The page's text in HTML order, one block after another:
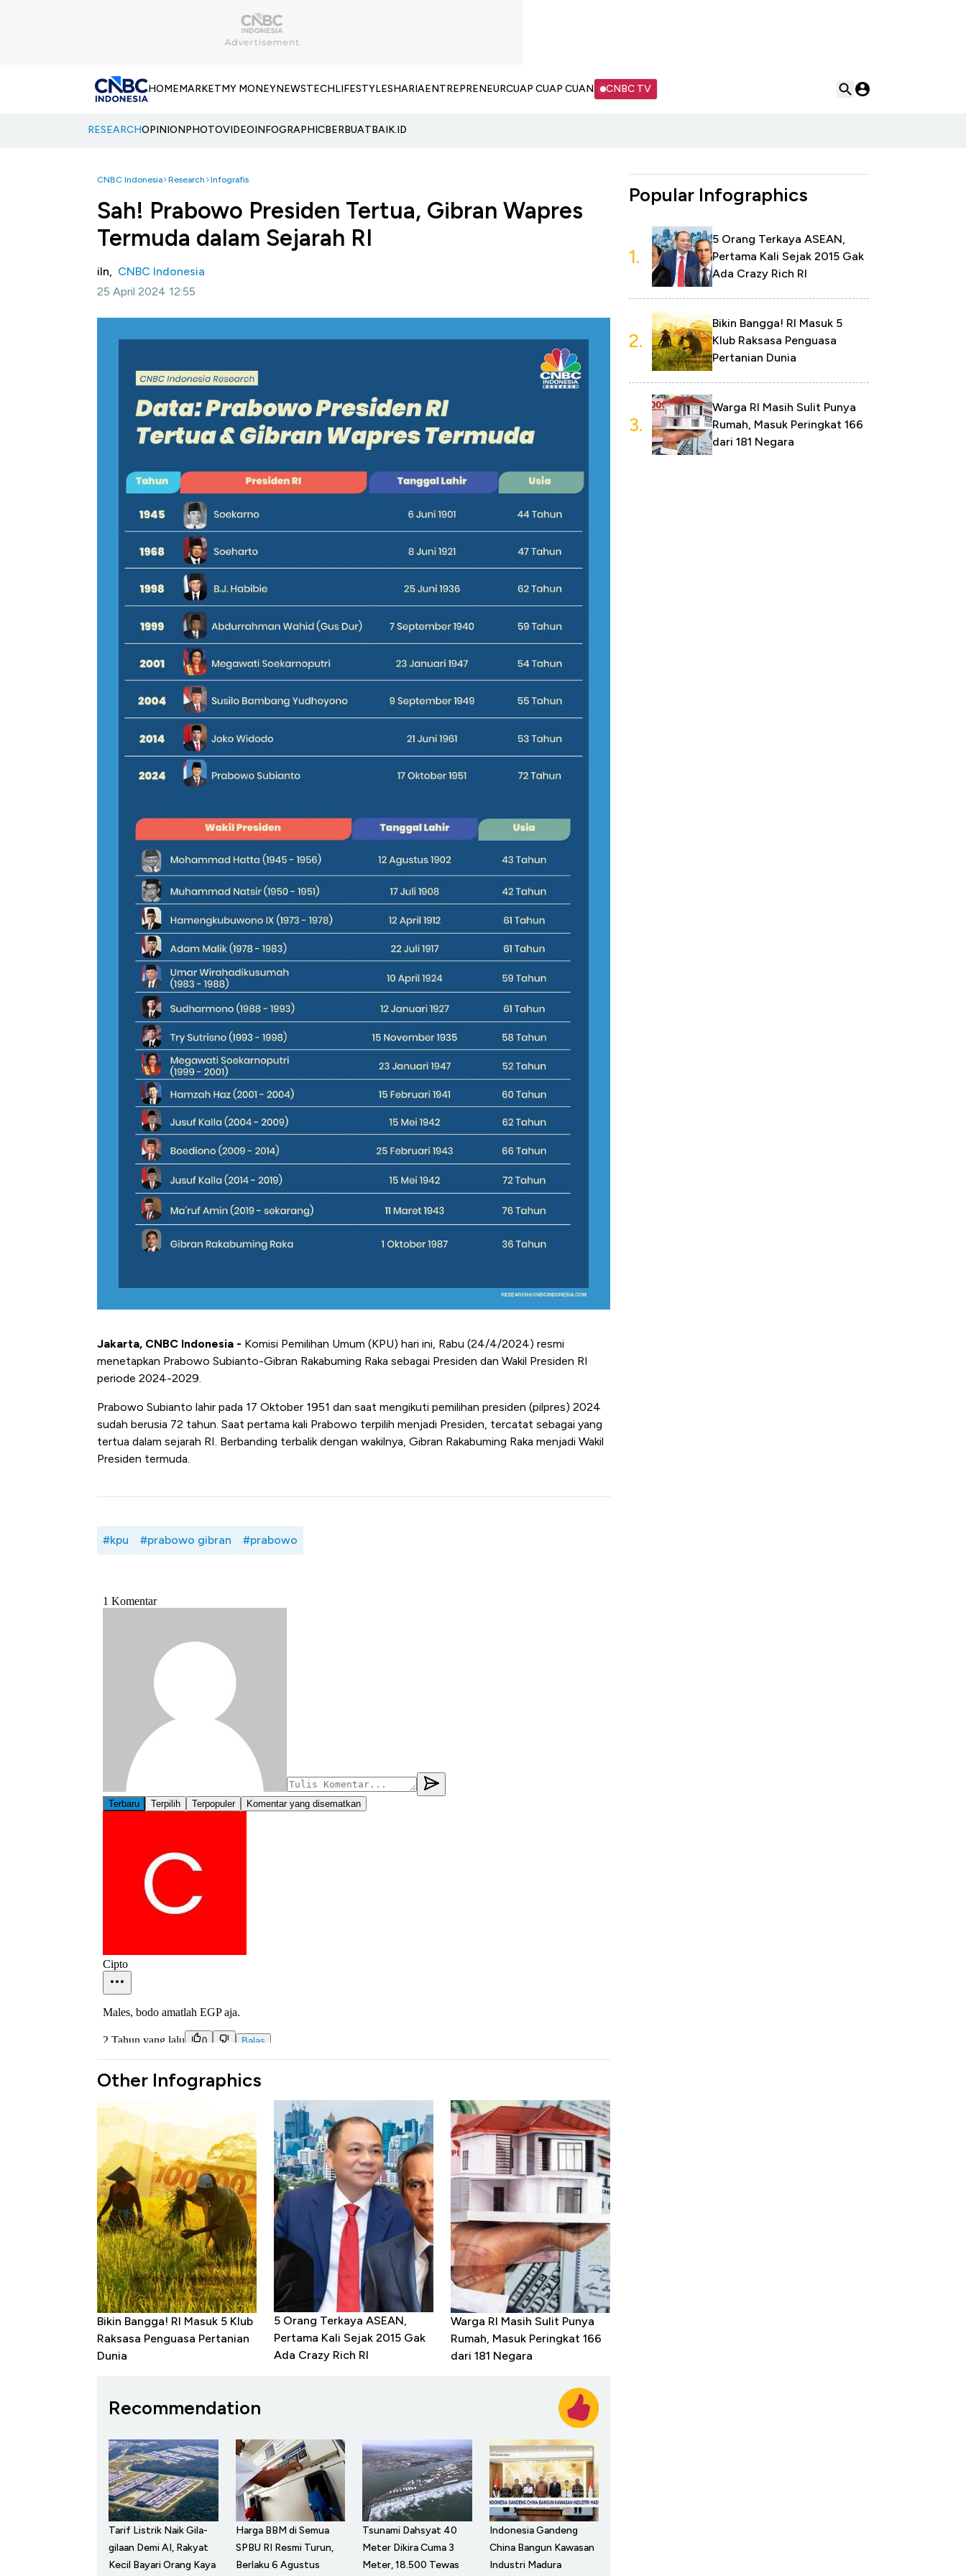
HOMEMARKETMY MONEYNEWSTECHLIFESTYLESHARIAENTREPRENEURCUAP CUAP CUAN CNBC TV
RESEARCHOPINIONPHOTOVIDEOINFOGRAPHICBERBUATBAIK.ID
CNBC Indonesia Research Infografis
Sah! Prabowo Presiden Tertua, Gibran Wapres
Termuda dalam Sejarah RI
iln, CNBC Indonesia
25 April 2024 12:55
Jakarta, CNBC Indonesia - Komisi Pemilihan Umum (KPU) hari ini, Rabu (24/4/2024) resmi
menetapkan Prabowo Subianto-Gibran Rakabuming Raka sebagai Presiden dan Wakil Presiden RI
periode 2024-2029.
Prabowo Subianto lahir pada 17 Oktober 1951 dan saat mengikuti pemilihan presiden (pilpres) 2024
sudah berusia 72 tahun. Saat pertama kali Prabowo terpilih menjadi Presiden, tercatat sebagai yang
tertua dalam sejarah RI. Berbanding terbalik dengan wakilnya, Gibran Rakabuming Raka menjadi Wakil
Presiden termuda.
#kpu #prabowo gibran #prabowo
Other Infographics
Bikin Bangga! RI Masuk 5 Klub
Raksasa Penguasa Pertanian
Dunia
5 Orang Terkaya ASEAN,
Pertama Kali Sejak 2015 Gak
Ada Crazy Rich RI
Warga RI Masih Sulit Punya
Rumah, Masuk Peringkat 166
dari 181 Negara
Recommendation
Tarif Listrik Naik Gila-
gilaan Demi AI, Rakyat
Kecil Bayari Orang Kaya
Harga BBM di Semua
SPBU RI Resmi Turun,
Berlaku 6 Agustus
Tsunami Dahsyat 40
Meter Dikira Cuma 3
Meter, 18.500 Tewas
Indonesia Gandeng
China Bangun Kawasan
Industri Madura
Popular Infographics
1.
5 Orang Terkaya ASEAN,
Pertama Kali Sejak 2015 Gak
Ada Crazy Rich RI
2.
Bikin Bangga! RI Masuk 5
Klub Raksasa Penguasa
Pertanian Dunia
3.
Warga RI Masih Sulit Punya
Rumah, Masuk Peringkat 166
dari 181 Negara